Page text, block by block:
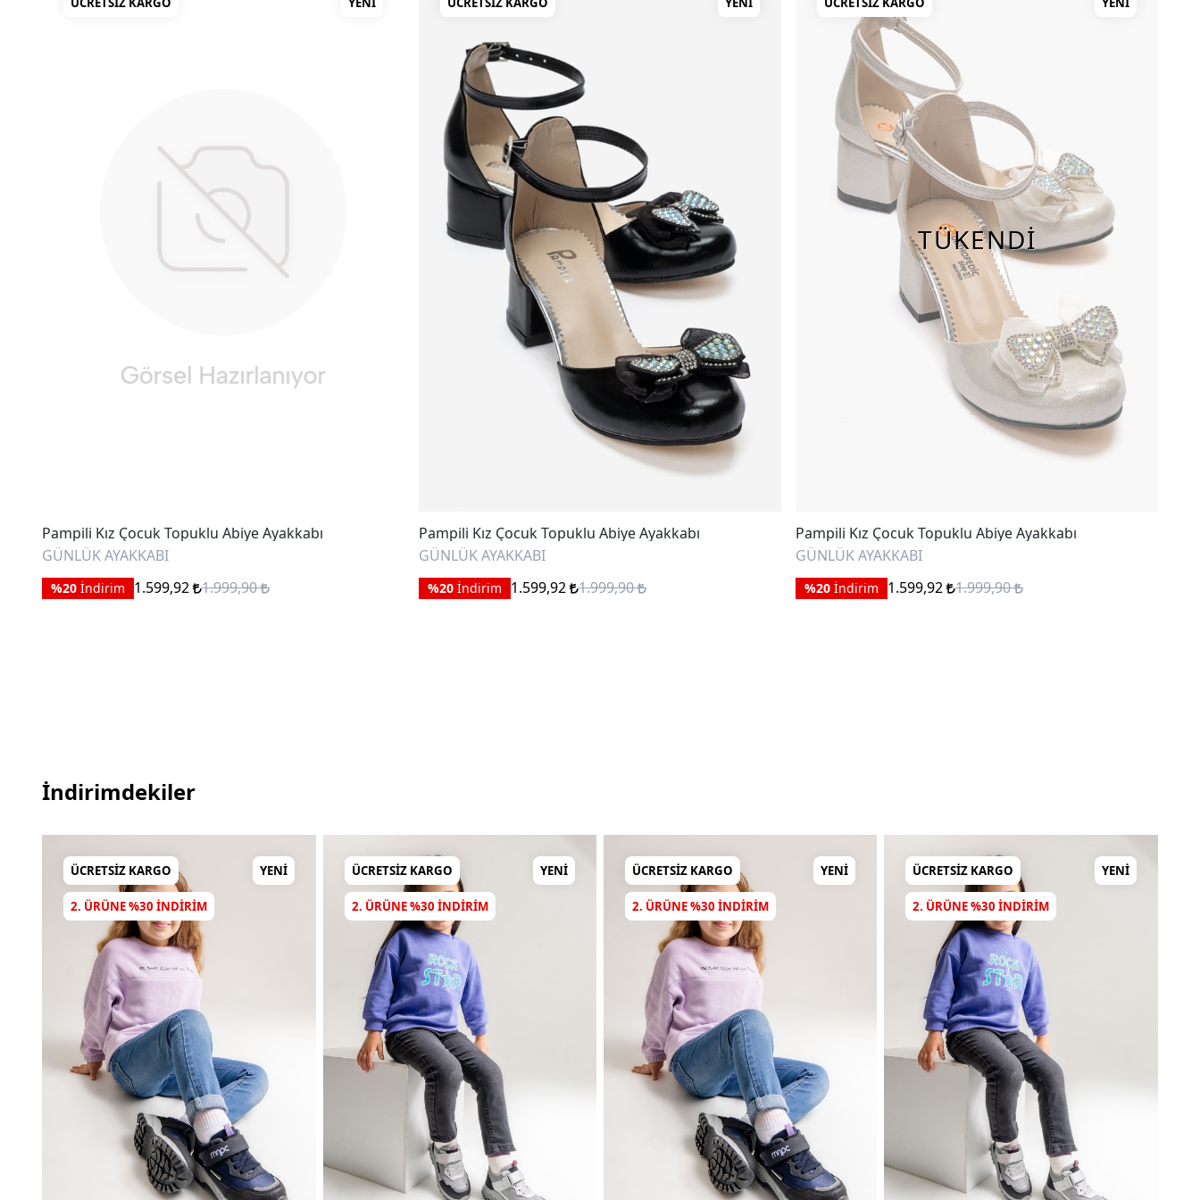
Pampili Kız Çocuk Topuklu Abiye Ayakkabı
GÜNLÜK AYAKKABI
%20 İndirim 1.599,92 1.999,90
TÜKENDİ
Pampili Kız Çocuk Topuklu Abiye Ayakkabı
GÜNLÜK AYAKKABI
%20 İndirim 1.599,92 1.999,90
Pampili Kız Çocuk Topuklu Abiye Ayakkabı
GÜNLÜK AYAKKABI
%20 İndirim 1.599,92 1.999,90
İndirimdekiler
ÜCRETSIZ KARGO YENI
2. ÜRÜNE %30 INDIRIM
ÜCRETSIZ KARGO YENI
2. ÜRÜNE %30 INDIRIM
ÜCRETSIZ KARGO YENI
2. ÜRÜNE %30 INDIRIM
ÜCRETSIZ KARGO YENI
2. ÜRÜNE %30 INDIRIM